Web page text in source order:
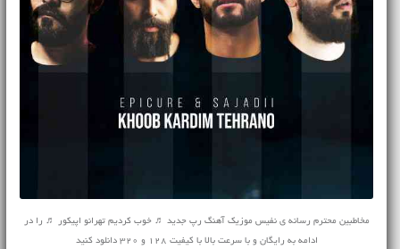
مخاطبین محترم رسانه ی نفیس موزیک آهنگ رپ جدید ♬ خوب کردیم تهرانو اپیکور ♬ را در
ادامه به رایگان و با سرعت بالا با کیفیت 128 و 320 دانلود کنید